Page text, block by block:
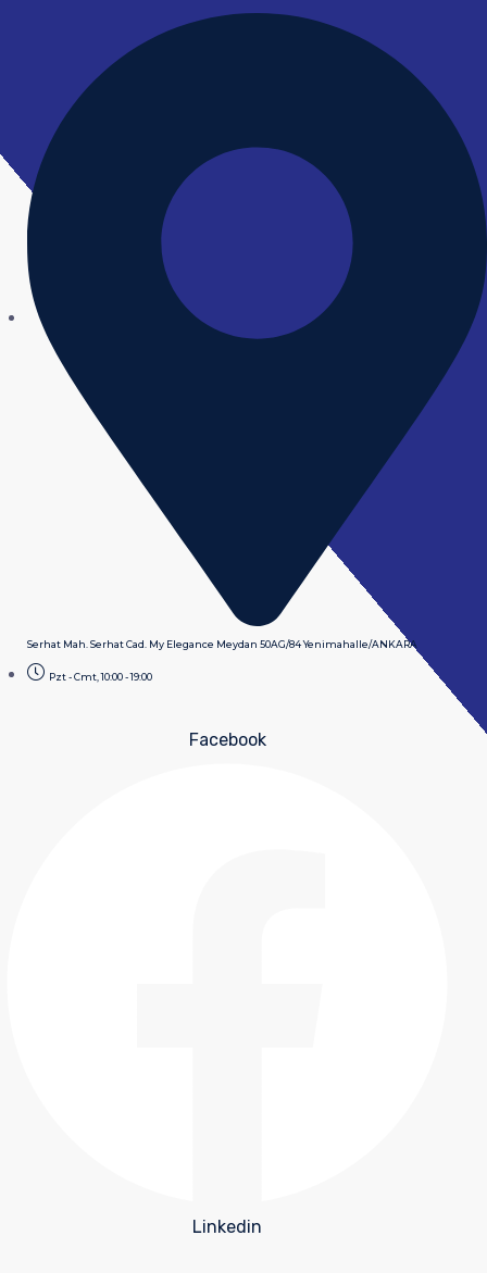
Serhat Mah. Serhat Cad. My Elegance Meydan 50AG/84 Yenimahalle/ANKARA
Pzt - Cmt, 10:00 - 19:00
Facebook
Linkedin